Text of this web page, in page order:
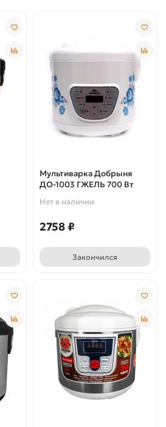
Мультиварка Добрыня
ДО-1003 ГЖЕЛЬ 700 Вт
Нет в наличии
2758 ₽
Закончился